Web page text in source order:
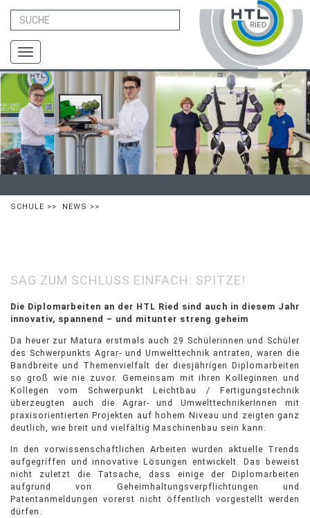
Toggle
navigation
SCHULE >> NEWS >>
SAG ZUM SCHLUSS EINFACH: SPITZE!
Die Diplomarbeiten an der HTL Ried sind auch in diesem Jahr
innovativ, spannend – und mitunter streng geheim
Da heuer zur Matura erstmals auch 29 Schülerinnen und Schüler
des Schwerpunkts Agrar- und Umwelttechnik antraten, waren die
Bandbreite und Themenvielfalt der diesjährigen Diplomarbeiten
so groß wie nie zuvor. Gemeinsam mit ihren Kolleginnen und
Kollegen vom Schwerpunkt Leichtbau / Fertigungstechnik
überzeugten auch die Agrar- und UmwelttechnikerInnen mit
praxisorientierten Projekten auf hohem Niveau und zeigten ganz
deutlich, wie breit und vielfältig Maschinenbau sein kann.
In den vorwissenschaftlichen Arbeiten wurden aktuelle Trends
aufgegriffen und innovative Lösungen entwickelt. Das beweist
nicht zuletzt die Tatsache, dass einige der Diplomarbeiten
aufgrund von Geheimhaltungsverpflichtungen und
Patentanmeldungen vorerst nicht öffentlich vorgestellt werden
dürfen.